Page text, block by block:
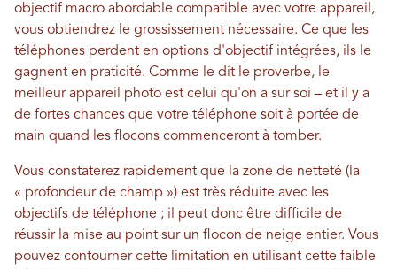
objectif macro abordable compatible avec votre appareil,
vous obtiendrez le grossissement nécessaire. Ce que les
téléphones perdent en options d'objectif intégrées, ils le
gagnent en praticité. Comme le dit le proverbe, le
meilleur appareil photo est celui qu'on a sur soi – et il y a
de fortes chances que votre téléphone soit à portée de
main quand les flocons commenceront à tomber.
Vous constaterez rapidement que la zone de netteté (la
« profondeur de champ ») est très réduite avec les
objectifs de téléphone ; il peut donc être difficile de
réussir la mise au point sur un flocon de neige entier. Vous
pouvez contourner cette limitation en utilisant cette faible